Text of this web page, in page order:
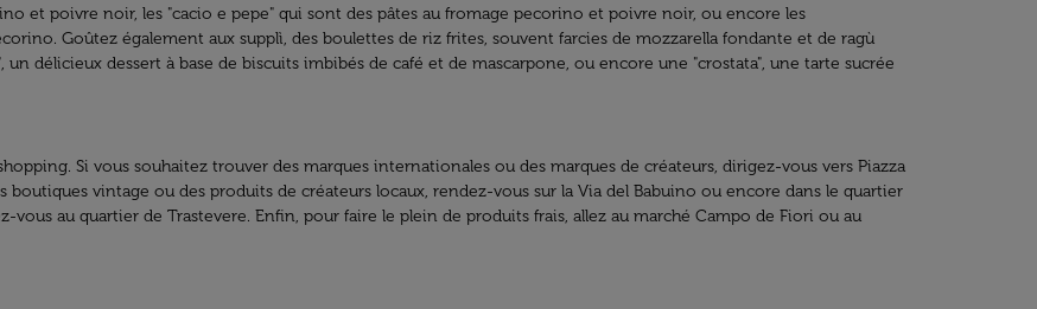
et poivre noir, les "cacio e pepe" qui sont des pâtes au fromage pecorino et poivre noir, ou encore les
Goûtez également aux supplì, des boulettes de riz frites, souvent farcies de mozzarella fondante et de ragù
un délicieux dessert à base de biscuits imbibés de café et de mascarpone, ou encore une "crostata", une tarte sucrée
Si vous souhaitez trouver des marques internationales ou des marques de créateurs, dirigez-vous vers Piazza
boutiques vintage ou des produits de créateurs locaux, rendez-vous sur la Via del Babuino ou encore dans le quartier
vous au quartier de Trastevere. Enfin, pour faire le plein de produits frais, allez au marché Campo de Fiori ou au